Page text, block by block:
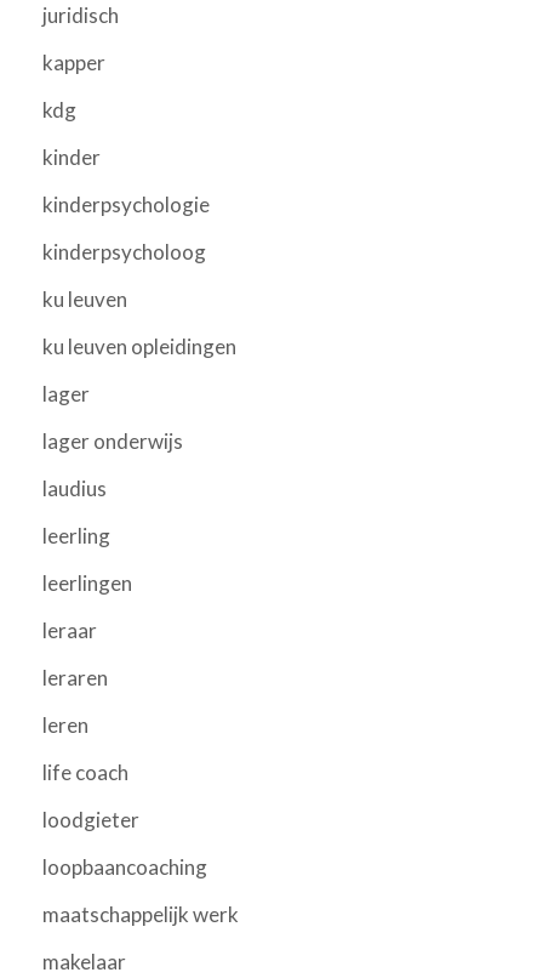
juridisch
kapper
kdg
kinder
kinderpsychologie
kinderpsycholoog
ku leuven
ku leuven opleidingen
lager
lager onderwijs
laudius
leerling
leerlingen
leraar
leraren
leren
life coach
loodgieter
loopbaancoaching
maatschappelijk werk
makelaar